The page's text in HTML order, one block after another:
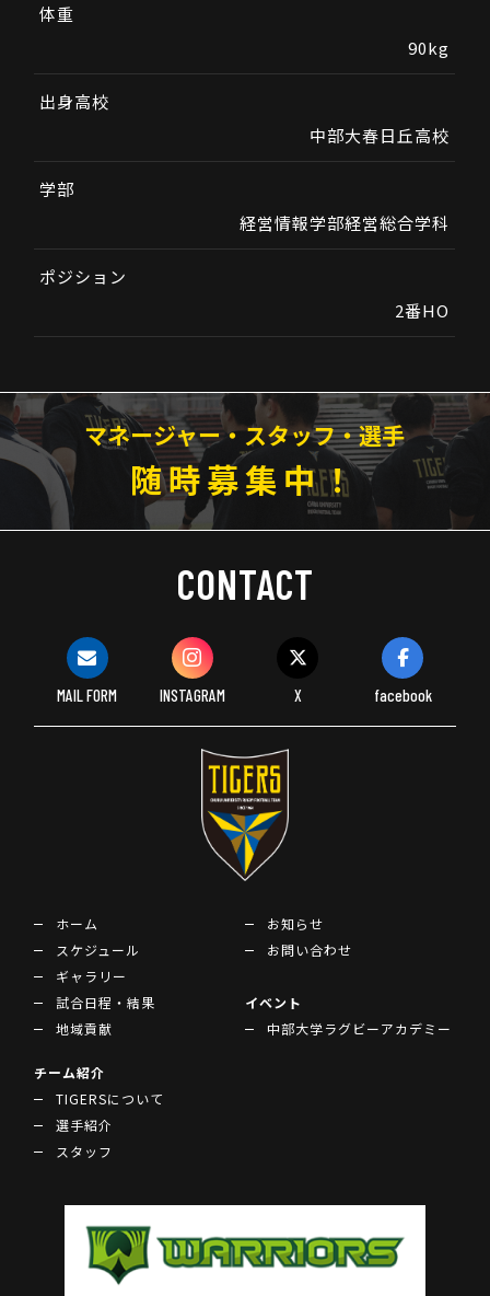
体重
90kg
出身高校
中部大春日丘高校
学部
経営情報学部経営総合学科
ポジション
2番HO
マネージャー・スタッフ・選手
随時募集中！
CONTACT
MAIL FORM INSTAGRAM X facebook
ホーム
スケジュール
ギャラリー
試合日程・結果
地域貢献
お知らせ
お問い合わせ
イベント
中部大学ラグビーアカデミー
チーム紹介
TIGERSについて
選手紹介
スタッフ